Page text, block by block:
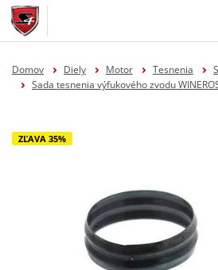
Domov Diely Motor Tesnenia
Sada tesnenia výfukového zvodu
ZĽAVA 35%